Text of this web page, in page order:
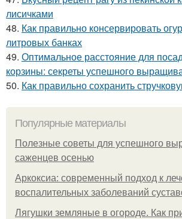
лисичками
48. Как правильно консервировать
литровых банках
49. Оптимальное расстояние для
корзины: секреты успешного
50. Как правильно сохранить
Популярные материалы
Полезные советы для успешного
саженцев осенью
Аркоксиа: современный подход к
воспалительных заболеваний
Лягушки земляные в огороде. Как